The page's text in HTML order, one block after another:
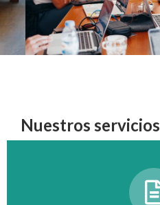
Nuestros servicios